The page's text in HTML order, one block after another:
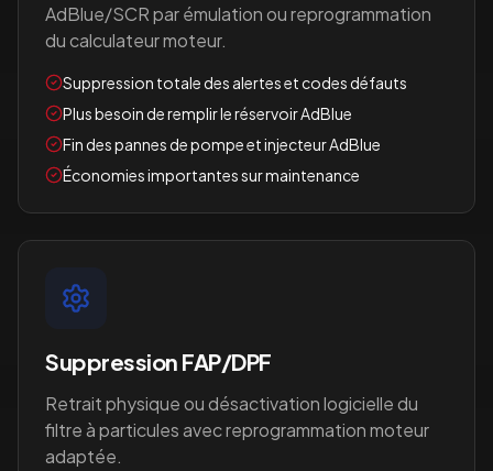
AdBlue/SCR par émulation ou reprogrammation
du calculateur moteur.
Suppression totale des alertes et codes défauts
Plus besoin de remplir le réservoir AdBlue
Fin des pannes de pompe et injecteur AdBlue
Économies importantes sur maintenance
Suppression FAP/DPF
Retrait physique ou désactivation logicielle du
filtre à particules avec reprogrammation moteur
adaptée.